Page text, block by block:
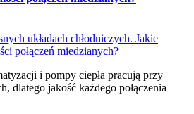
i pompy ciepła pracują przy
dlatego jakość każdego połączenia